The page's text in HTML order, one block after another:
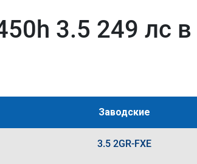
3.5 249 лс
Заводские
3.5 2GR-FXE